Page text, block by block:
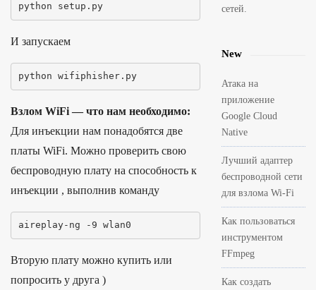
python setup . py
И запускаем
python wifiphisher. py
Взлом WiFi — что нам необходимо:
Для инъекции нам понадобятся две
платы WiFi. Можно проверить свою
беспроводную плату на способность к
инъекции , выполнив команду
aireplay- ng - 9 wlan0
Вторую плату можно купить или
попросить у друга )
сетей.
New
Атака на
приложение
Google Cloud
Native
Лучший адаптер
беспроводной сети
для взлома Wi-Fi
Как пользоваться
инструментом
FFmpeg
Как создать